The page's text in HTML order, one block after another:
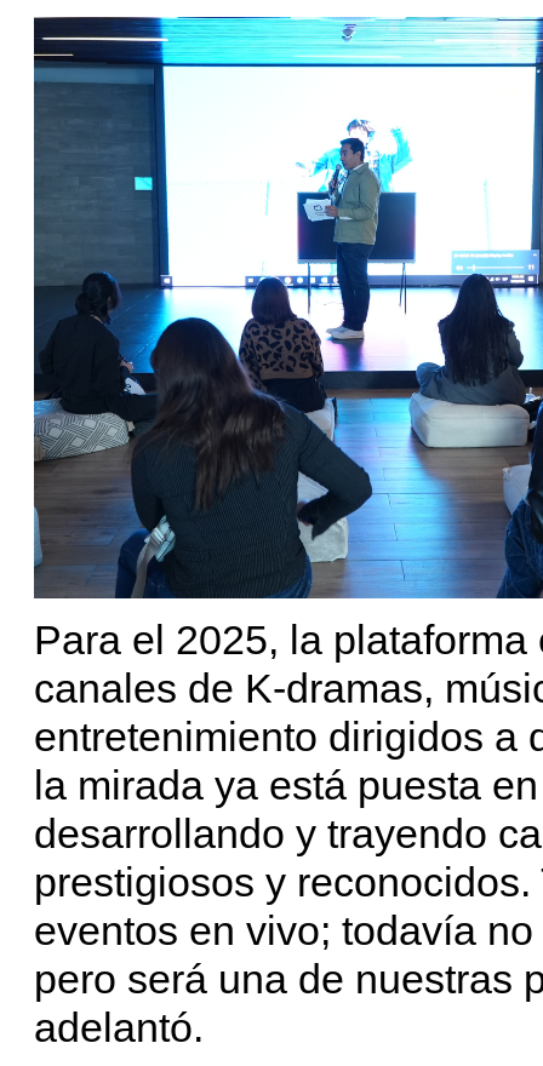
Para el 2025, la
canales de K-dramas,
entretenimiento dirigidos a
la mirada ya está puesta
desarrollando y trayendo
prestigiosos y
eventos en vivo; todavía
pero será una de nuestras
adelantó.